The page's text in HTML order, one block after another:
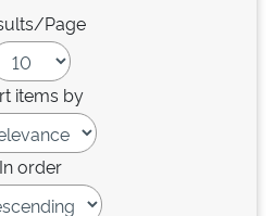
Page
items by
In order